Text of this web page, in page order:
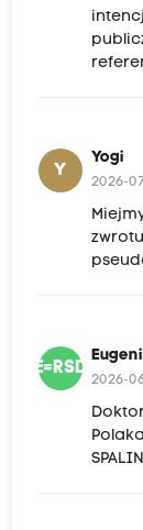
Y
Yogi
2026-
E=RSD
2026-